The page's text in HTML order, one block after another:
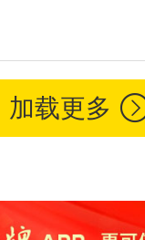
加载更多